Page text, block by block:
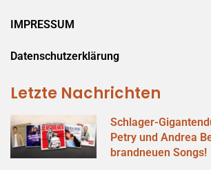
IMPRESSUM
Datenschutzerklärung
Letzte Nachrichten
Schlager-
Petry und Andrea
brandneuen Songs!